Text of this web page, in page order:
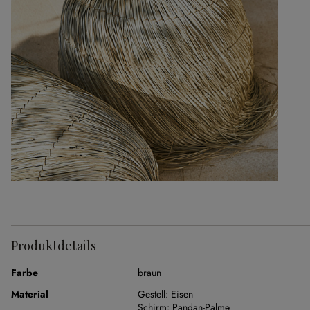
Produktdetails
Farbe
braun
Material
Gestell: Eisen
Schirm: Pandan-Palme